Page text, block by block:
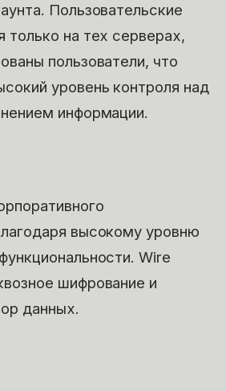
Пользовательские
только на тех серверах,
пользователи, что
уровень контроля над
информации.
высокому уровню
Wire
шифрование и
данных.